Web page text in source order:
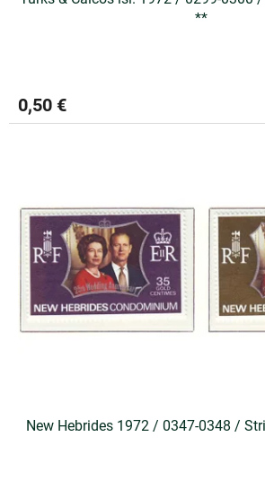
**
0,50 €
New Hebrides 1972 / 0347-0348 /